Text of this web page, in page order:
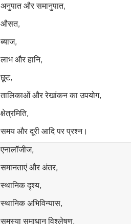
अनुपात और समानुपात,
औसत,
ब्याज,
लाभ और हानि,
छूट,
तालिकाओं और रेखांकन का उपयोग,
क्षेत्रमिति,
समय और दूरी आदि पर प्रश्‍न।
एनालॉजीज,
समानताएं और अंतर,
स्थानिक दृश्य,
स्थानिक अभिविन्यास,
समस्या समाधान विश्लेषण,